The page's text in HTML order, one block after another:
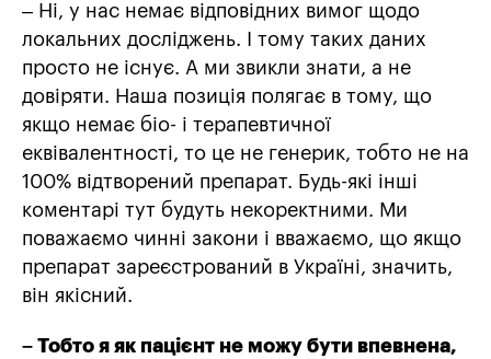
– Ні, у нас немає відповідних вимог щодо
локальних досліджень. І тому таких даних
просто не існує. А ми звикли знати, а не
довіряти. Наша позиція полягає в тому, що
якщо немає біо- і терапевтичної
еквівалентності, то це не генерик, тобто не на
100% відтворений препарат. Будь-які інші
коментарі тут будуть некоректними. Ми
поважаємо чинні закони і вважаємо, що якщо
препарат зареєстрований в Україні, значить,
він якісний.
– Тобто я як пацієнт не можу бути впевнена,